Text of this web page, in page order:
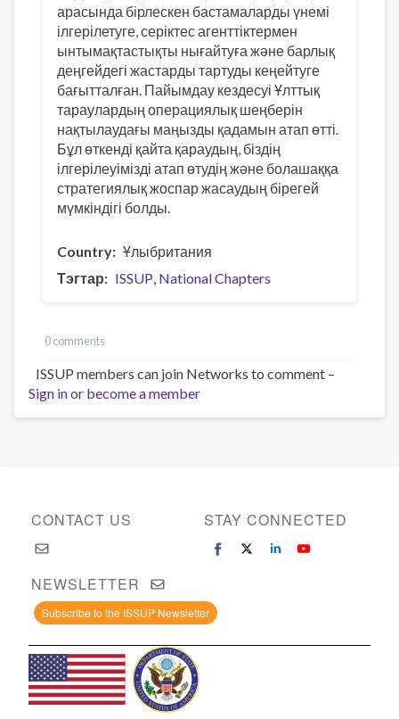
арасында бірлескен бастамаларды үнемі
ілгерілетуге, серіктес агенттіктермен
ынтымақтастықты нығайтуға және барлық
деңгейдегі жастарды тартуды кеңейтуге
бағытталған. Пайымдау кездесуі Ұлттық
тараулардың операциялық шеңберін
нақтылаудағы маңызды қадамын атап өтті.
Бұл өткенді қайта қараудың, біздің
ілгерілеуімізді атап өтудің және болашаққа
стратегиялық жоспар жасаудың бірегей
мүмкіндігі болды.
Country
Ұлыбритания
Тэгтар
ISSUP National Chapters
0 comments
ISSUP members can join Networks to comment –
Sign inor become a member
CONTACT US STAY CONNECTED
NEWSLETTER
Subscribe to the ISSUP Newsletter